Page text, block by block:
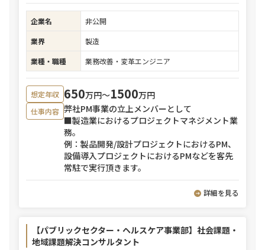
企業名
非公開
業界
製造
業種・職種
業務改善・変革エンジニア
想定年収 650万円〜1500万円
仕事内容 弊社PM事業の立上メンバーとして
■製造業におけるプロジェクトマネジメント業
務。
例：製品開発/設計プロジェクトにおけるPM、
設備導入プロジェクトにおけるPMなどを客先
常駐で実行頂きます。
詳細を見る
【パブリックセクター・ヘルスケア事業部】社会課題・
地域課題解決コンサルタント